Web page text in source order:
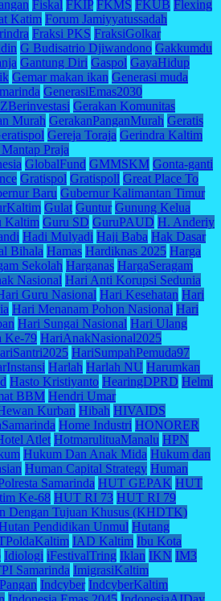
Fiskal FKIP FKMS FKUB Flexing
Katim Forum Jamiyyatussadah
Fraksi PKS FraksiGolkar
G Budisatrio Djiwandono Gakkumdu
Gantung Diri Gaspol GayaHidup
Gemar makan ikan Generasi muda
GenerasiEmas2030
Gerakan Komunitas
Murah GerakanPanganMurah Geratis
Gereja Toraja Gerindra Kaltim
Praja
GlobalFund GMMSKM Gonta-ganti
Gratispol Gratispoll Great Place To
Baru Gubernur Kalimantan Timur
Gulat Guntur Gunung Kelua
Kaltim Guru SD GuruPAUD H. Anderiy
Hadi Mulyadi Haji Baba Hak Dasar
Bihala Hamas Hardiknas 2025 Harga
Sekolah Harganas HargaSeragam
Nasional Hari Anti Korupsi Sedunia
Guru Nasional Hari Kesehatan Hari
Hari Menanam Pohon Nasional Hari
Hari Sungai Nasional Hari Ulang
Ke-79 HariAnakNasional2025
HariSumpahPemuda97
Harlah Harlah NU Harumkan
Hasto Kristiyanto HearingDPRD Helmi
BBM Hendri Umar
Kurban Hibah HIVAIDS
Home Industri HONORER
Atlet HotmarulituaManalu HPN
Hukum Dan Anak Mida Hukum dan
Human Capital Strategy Human
Samarinda HUT GEPAK HUT
Ke-68 HUT RI 73 HUT RI 79
Dengan Tujuan Khusus (KHDTK)
Pendidikan Unmul Hutang
IAD Kaltim Ibu Kota
Idiologi iFestivalTring Iklan IKN IM3
Samarinda ImigrasiKaltim
Indcyber IndcyberKaltim